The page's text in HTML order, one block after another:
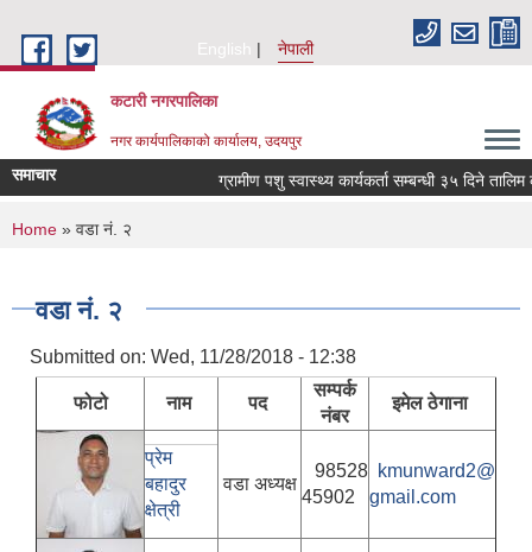
English
नेपाली
कटारी नगरपालिका
नगर कार्यपालिकाको कार्यालय, उदयपुर
समाचार ग्रामीण पशु स्वास्थ्य कार्यकर्ता सम्बन्धी ३५ दिने
You are here
Home » वडा नं. २
वडा नं. २
Submitted on: Wed, 11/28/2018 - 12:38
फोटो नाम पद
सम्पर्क
नंबर
इमेल ठेगाना
प्रेम
बहादुर
क्षेत्री
वडा अध्यक्ष
98528
45902
kmunward2@
gmail.com